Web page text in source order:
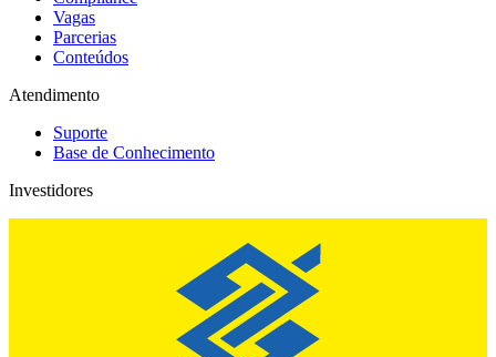
Vagas
Parcerias
Conteúdos
Atendimento
Suporte
Base de Conhecimento
Investidores